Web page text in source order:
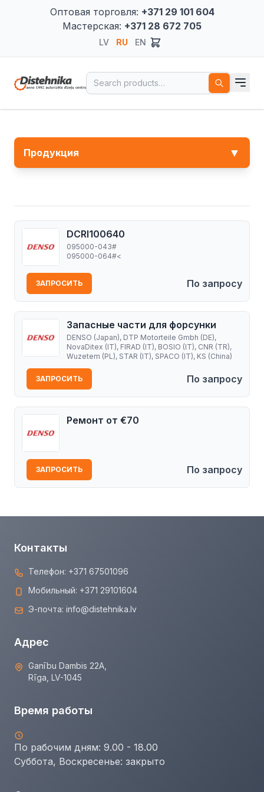
Оптовая торговля: +371 29 101 604
Мастерская: +371 28 672 705
LV RU EN
Search for:
Продукция ▼
DCRI100640
095000-043#
095000-064#<
По запросу
ЗАПРОСИТЬ
Запасные части для форсунки
DENSO (Japan), DTP Motorteile Gmbh (DE),
NovaDitex (IT), FIRAD (IT), BOSIO (IT), CNR (TR),
Wuzetem (PL), STAR (IT), SPACO (IT), KS (China)
По запросу
ЗАПРОСИТЬ
Ремонт от €70
По запросу
ЗАПРОСИТЬ
Контакты
Телефон: +371 67501096
Мобильный: +371 29101604
Э-почта: info@distehnika.lv
Адрес
Ganību Dambis 22A,
Rīga, LV-1045
Время работы
По рабочим дням: 9.00 - 18.00
Суббота, Воскресенье: закрыто